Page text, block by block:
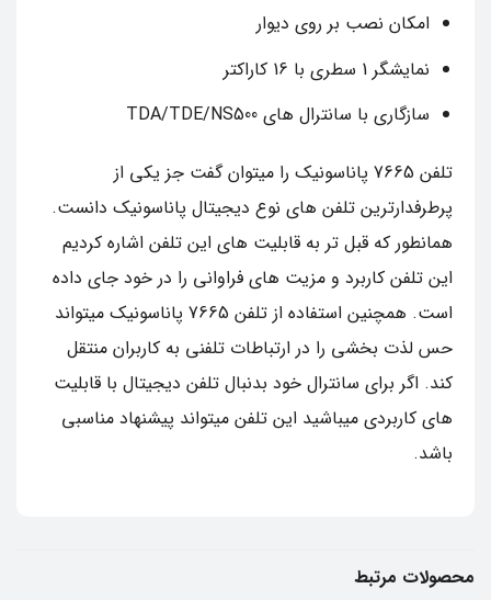
امکان نصب بر روی دیوار
نمایشگر 1 سطری با 16 کاراکتر
سازگاری با سانترال های TDA/TDE/NS500
تلفن 7665 پاناسونیک را میتوان گفت جز یکی از
پرطرفدارترین تلفن های نوع دیجیتال پاناسونیک دانست.
همانطور که قبل تر به قابلیت های این تلفن اشاره کردیم
این تلفن کاربرد و مزیت های فراوانی را در خود جای داده
است. همچنین استفاده از تلفن 7665 پاناسونیک میتواند
حس لذت بخشی را در ارتباطات تلفنی به کاربران منتقل
کند. اگر برای سانترال خود بدنبال تلفن دیجیتال با قابلیت
های کاربردی میباشید این تلفن میتواند پیشنهاد مناسبی
باشد.
محصولات مرتبط